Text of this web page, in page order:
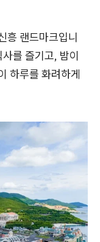
흥 랜드마크입니
를 즐기고, 밤이
하루를 화려하게